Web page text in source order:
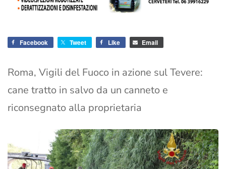
Facebook Tweet Like Email
Roma, Vigili del Fuoco in azione sul Tevere:
cane tratto in salvo da un canneto e
riconsegnato alla proprietaria